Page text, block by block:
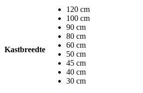
Kastbreedte
120 cm
100 cm
90 cm
80 cm
60 cm
50 cm
45 cm
40 cm
30 cm